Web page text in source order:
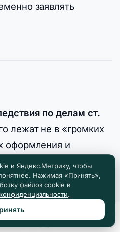
заявлять
по делам ст.
лежат не в «громких
оформления и
как именно
упаковали, что именно
неизменность
умысел. Именно эти
устоит ли
и Яндекс.Метрику, чтобы
Нажимая «Принять»,
файлов cookie в
.